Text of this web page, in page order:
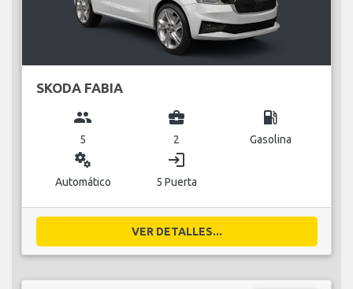
SKODA FABIA
group
5
business_center
2
local_gas_station
Gasolina
miscellaneous_services
Automático
login
5 Puerta
VER DETALLES...